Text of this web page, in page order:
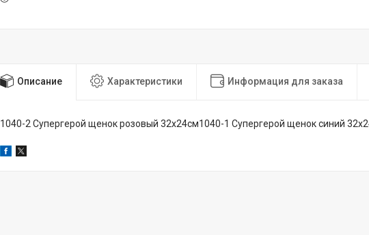
Описание Характеристики Информация для заказа
1040-2 Супергерой щенок розовый 32х24см1040-1 Супергерой щенок синий